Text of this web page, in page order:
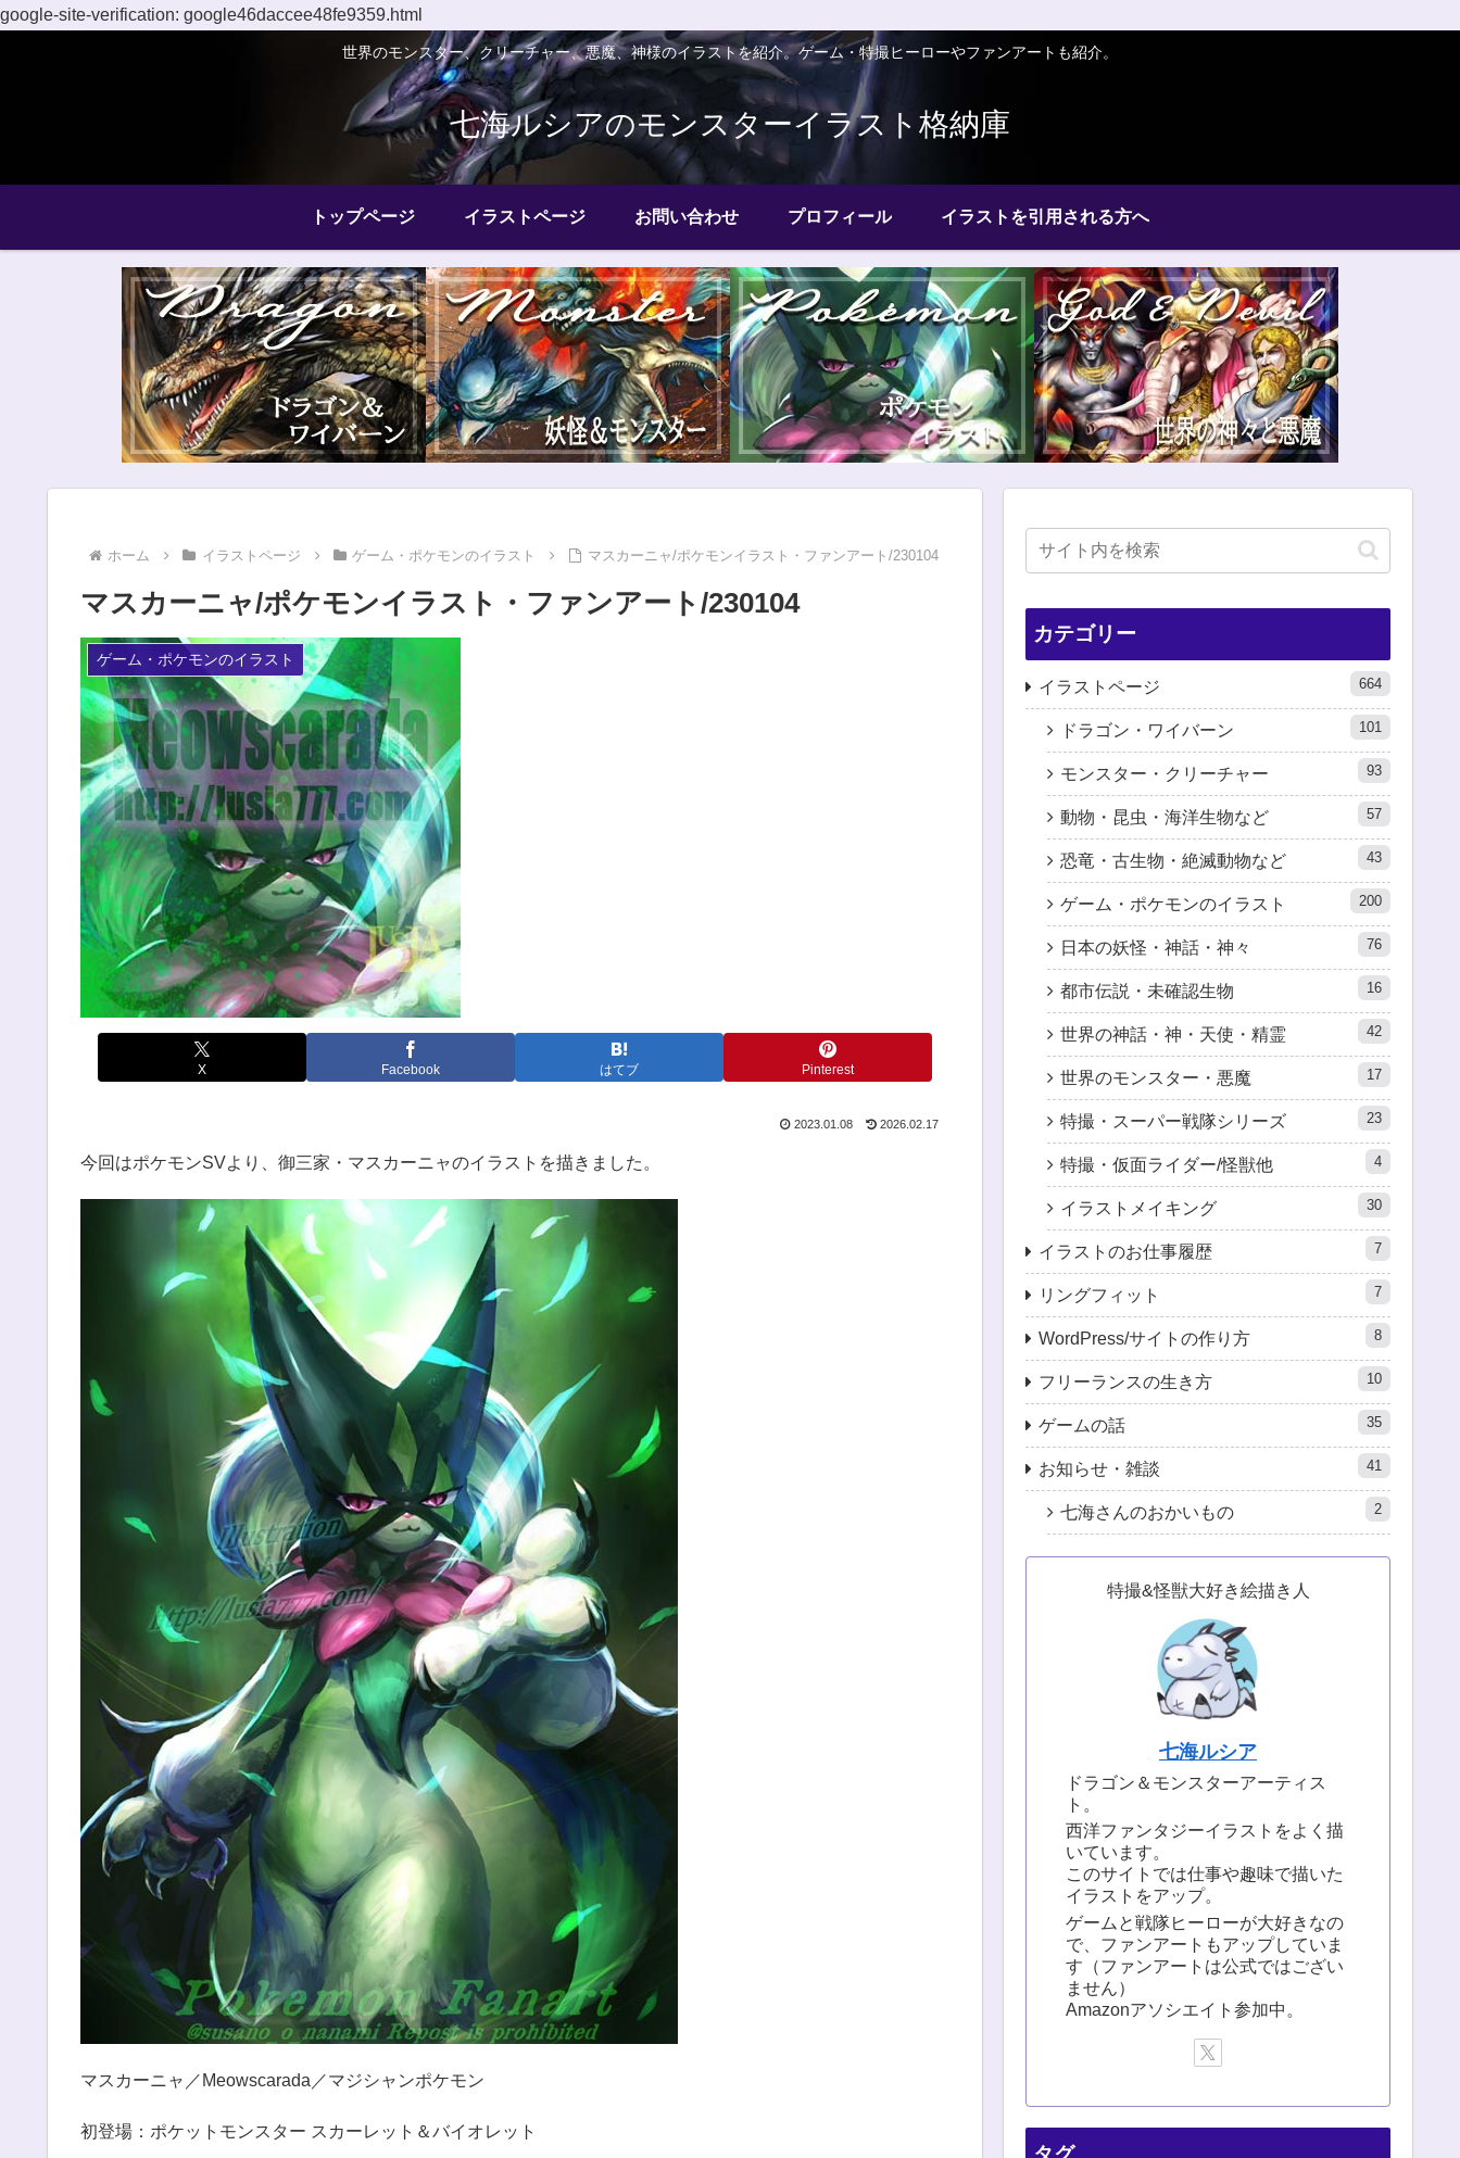
google-site-verification: google46daccee48fe9359.html
世界のモンスター、クリーチャー、悪魔、神様のイラストを紹介。ゲーム・特撮ヒーローやファンアートも紹介。
七海ルシアのモンスターイラスト格納庫
トップページ イラストページ お問い合わせ プロフィール イラストを引用される方へ
ホーム イラストページ ゲーム・ポケモンのイラスト マスカーニャ/ポケモンイラスト・ファンアート/230104
マスカーニャ/ポケモンイラスト・ファンアート/230104
ゲーム・ポケモンのイラスト
X Facebook はてブ Pinterest
2023.01.08 2026.02.17
今回はポケモンSVより、御三家・マスカーニャのイラストを描きました。
マスカーニャ／Meowscarada／マジシャンポケモン
初登場：ポケットモンスター スカーレット＆バイオレット
カテゴリー
イラストページ 664
ドラゴン・ワイバーン 101
モンスター・クリーチャー 93
動物・昆虫・海洋生物など 57
恐竜・古生物・絶滅動物など 43
ゲーム・ポケモンのイラスト 200
日本の妖怪・神話・神々 76
都市伝説・未確認生物 16
世界の神話・神・天使・精霊 42
世界のモンスター・悪魔 17
特撮・スーパー戦隊シリーズ 23
特撮・仮面ライダー/怪獣他 4
イラストメイキング 30
イラストのお仕事履歴 7
リングフィット 7
WordPress/サイトの作り方 8
フリーランスの生き方 10
ゲームの話 35
お知らせ・雑談 41
七海さんのおかいもの 2
特撮&怪獣大好き絵描き人
七海ルシア
ドラゴン＆モンスターアーティス
ト。
西洋ファンタジーイラストをよく描
いています。
このサイトでは仕事や趣味で描いた
イラストをアップ。
ゲームと戦隊ヒーローが大好きなの
で、ファンアートもアップしていま
す（ファンアートは公式ではござい
ません）
Amazonアソシエイト参加中。